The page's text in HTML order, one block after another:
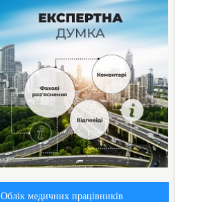
Облік медичних працівників